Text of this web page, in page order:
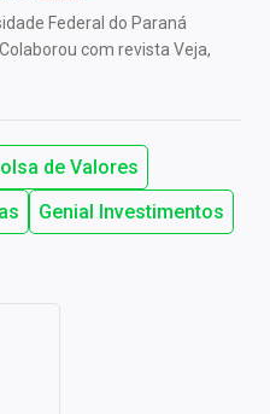
Federal do Paraná
com revista Veja,
de Valores
Genial Investimentos